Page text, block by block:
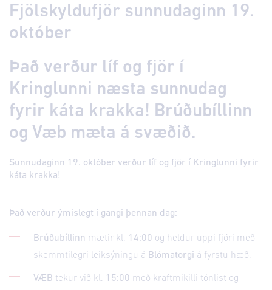
Fjölskyldufjör sunnudaginn 19.
október
Það verður líf og fjör í
Kringlunni næsta sunnudag
fyrir káta krakka! Brúðubíllinn
og Væb mæta á svæðið.
Sunnudaginn 19. október verður líf og fjör í Kringlunni fyrir
káta krakka!
Það verður ýmislegt í gangi þennan dag:
Brúðubíllinn mætir kl. 14:00 og heldur uppi fjöri með
skemmtilegri leiksýningu á Blómatorgi á fyrstu hæð.
VÆB tekur við kl. 15:00 með kraftmikilli tónlist og